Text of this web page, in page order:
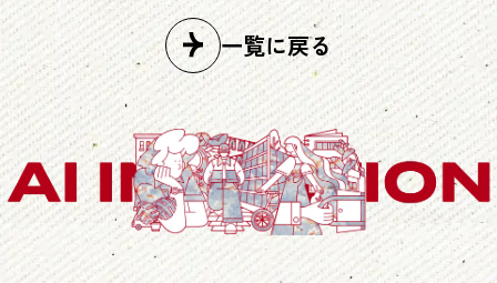
一覧に戻る